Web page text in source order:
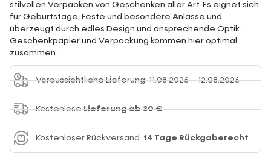
stilvollen Verpacken von Geschenken aller Art. Es eignet sich
für Geburtstage, Feste und besondere Anlässe und
überzeugt durch edles Design und ansprechende Optik.
Geschenkpapier und Verpackung kommen hier optimal
zusammen.
Voraussichtliche Lieferung: 11.08.2026 – 12.08.2026
KostenloseLieferung ab 30 €
Kostenloser Rückversand: 14 Tage Rückgaberecht